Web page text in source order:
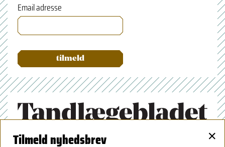
Email adresse
Tandlægeforeningen
Tilmeld nyhedsbrev ×